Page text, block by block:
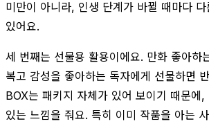
미만이 아니라, 인생 단계가 바뀔 때마다
있어요.
세 번째는 선물용 활용이에요. 만화 좋아하
복고 감성을 좋아하는 독자에게 선물하면
BOX는 패키지 자체가 있어 보이기 때문에,
있는 느낌을 줘요. 특히 이미 작품을 아는